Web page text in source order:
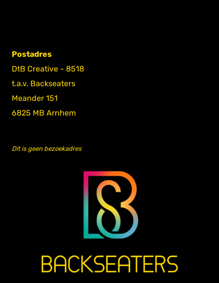
Postadres
DtB Creative - 8518
t.a.v. Backseaters
Meander 151
6825 MB Arnhem
Dit is geen bezoekadres